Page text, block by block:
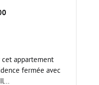
appartement
fermée avec